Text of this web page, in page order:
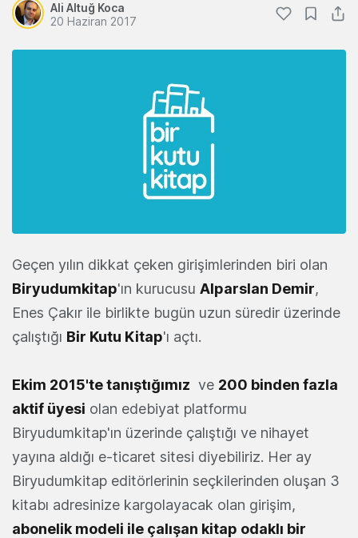
Ali Altuğ Koca
20 Haziran 2017
Geçen yılın dikkat çeken girişimlerinden biri olan
Biryudumkitap'ın kurucusu Alparslan Demir,
Enes Çakır ile birlikte bugün uzun süredir üzerinde
çalıştığı Bir Kutu Kitap'ı açtı.
Ekim 2015'te tanıştığımız ve 200 binden fazla
aktif üyesi olan edebiyat platformu
Biryudumkitap'ın üzerinde çalıştığı ve nihayet
yayına aldığı e-ticaret sitesi diyebiliriz. Her ay
Biryudumkitap editörlerinin seçkilerinden oluşan 3
kitabı adresinize kargolayacak olan girişim,
abonelik modeli ile çalışan kitap odaklı bir